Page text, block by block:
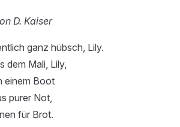
D. Kaiser
ganz hübsch, Lily.
dem Mali, Lily,
einem Boot
purer Not,
für Brot.